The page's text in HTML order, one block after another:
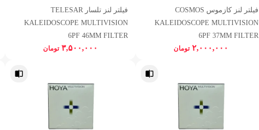
فیلتر لنز کازموس COSMOS
KALEIDOSCOPE MULTIVISION
6PF 37MM FILTER
۲,۰۰۰,۰۰۰ تومان
فیلتر لنز تلسار TELESAR
KALEIDOSCOPE MULTIVISION
6PF 46MM FILTER
۳,۵۰۰,۰۰۰ تومان